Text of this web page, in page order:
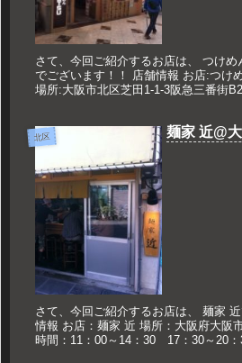
さて、今回ご紹介するお店は、 つけ
でございます！！ 店舗情報 お店:つけ
場所:大阪市北区芝田1-1-3阪急三番街
北区 麺家 近@
さて、今回ご紹介するお店は、 麺家
情報 お店：麺家 近 場所：大阪府大阪
時間：11：00～14：30 17：30～20